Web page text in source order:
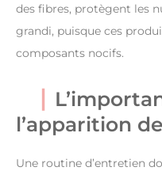
des fibres, protègent les
grandi, puisque ces
composants nocifs.
l’apparition
Une routine d’entretien